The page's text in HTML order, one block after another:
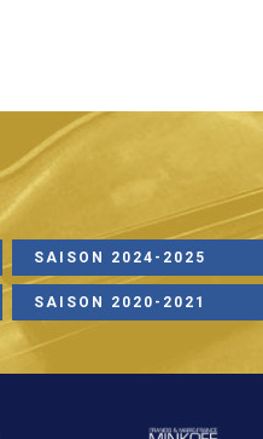
SAISON 2024-2025
SAISON 2020-2021